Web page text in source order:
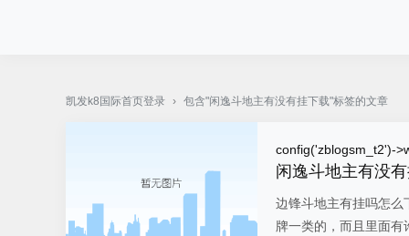
凯发k8国际首页登录 › 包含"闲逸斗地主有没有挂下载"标签的文章
config('zblogsm_t2')-
闲逸斗地主有没
边锋斗地主有挂吗怎么
牌一类的，而且里面